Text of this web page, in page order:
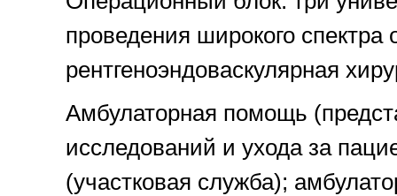
проведения широкого
рентгеноэндоваскулярная
Амбулаторная помощь
исследований и ухода за
(участковая служба);